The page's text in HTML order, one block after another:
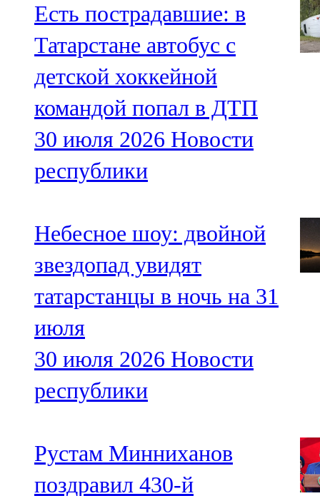
Есть пострадавшие: в
Татарстане автобус с
детской хоккейной
командой попал в ДТП
30 июля 2026 Новости
республики
Небесное шоу: двойной
звездопад увидят
татарстанцы в ночь на 31
июля
30 июля 2026 Новости
республики
Рустам Минниханов
поздравил 430-й